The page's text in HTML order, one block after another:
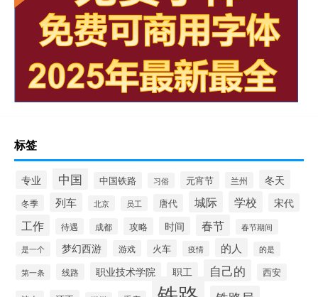
标签
专业 中国 中国铁路 习俗 元宵节 兰州 冬天
冬季 列车 北京 员工 唐代 城际 学校 宋代
工作 待遇 成都 攻略 时间 春节 春节期间
是一个 梦幻西游 游戏 火车 疫情 的人 的是
第一条 线路 职业技术学院 职工 自己的 西安